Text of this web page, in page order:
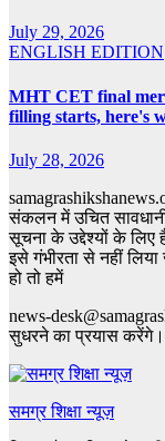
July 29, 2026
ENGLISH EDITION
MHT CET final
filling starts, here's
July 28, 2026
संकलन में उचित
सूचना के उद्देश्यों के लिए
इसे गंभीरता से नहीं
हो तो हमें
news-
सुधरने का प्रयास करेंगे।
समग्र शिक्षा न्यूज़